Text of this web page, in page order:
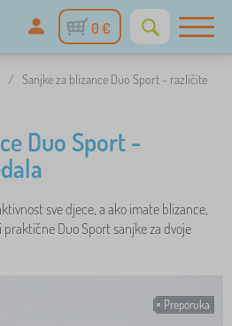
0 €
/ Sanjke za blizance Duo Sport - različite
Duo Sport -
sve djece, a ako imate blizance,
Duo Sport sanjke za dvoje
Preporuka